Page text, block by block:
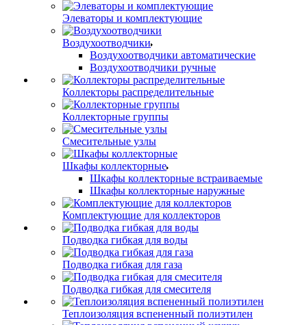
Элеваторы и комплектующие
Воздухоотводчики
Воздухоотводчики автоматические
Воздухоотводчики ручные
Коллекторы распределительные
Коллекторные группы
Смесительные узлы
Шкафы коллекторные
Шкафы коллекторные встраиваемые
Шкафы коллекторные наружные
Комплектующие для коллекторов
Подводка гибкая для воды
Подводка гибкая для газа
Подводка гибкая для смесителя
Теплоизоляция вспененный полиэтилен